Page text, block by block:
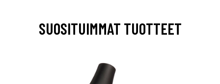
SUOSITUIMMAT TUOTTEET